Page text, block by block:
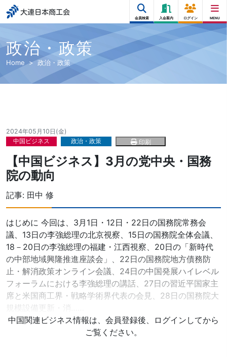
大連日本商工会
会員検索 入会案内 ログイン MENU
政治・政策
Home 政治・政策
2024年05月10日(金)
中国ビジネス
政治・政策 印刷
【中国ビジネス】3月の党中央・国務
院の動向
記事: 田中 修
はじめに 今回は、3月1日・12日・22日の国務院常務会
議、13日の李強総理の北京視察、15日の国務院全体会議、
18－20日の李強総理の福建・江西視察、20日の「新時代
の中部地域興隆推進座談会」、22日の国務院地方債務防
止・解消政策オンライン会議、24日の中国発展ハイレベル
フォーラムにおける李強総理の講話、27日の習近平国家主
席と米国商工界・戦略学術界代表の会見、28日の国務院大
規模設備更新・消……
中国関連ビジネス情報は、会員登録後、ログインしてから
ご覧ください。